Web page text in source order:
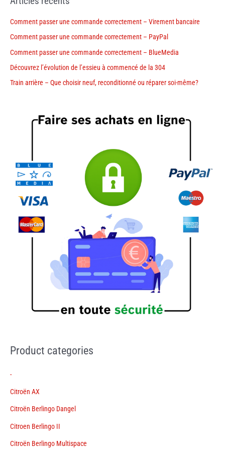
Comment passer une commande correctement – Virement bancaire
Comment passer une commande correctement – PayPal
Comment passer une commande correctement – BlueMedia
Découvrez l’évolution de l’essieu à commencé de la 304
Train arrière – Que choisir neuf, reconditionné ou réparer soi-même?
Product categories
-
Citroën AX
Citroën Berlingo Dangel
Citroen Berlingo II
Citroën Berlingo Multispace